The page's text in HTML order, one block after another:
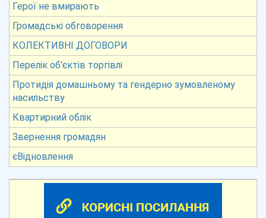
Герої не вмирають
Громадські обговорення
КОЛЕКТИВНІ ДОГОВОРИ
Перелік об’єктів торгівлі
Протидія домашньому та гендерно зумовленому
насильству
Квартирний облік
Звернення громадян
єВідновлення